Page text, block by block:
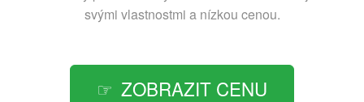
svými vlastnostmi a nízkou cenou.
ZOBRAZIT CENU